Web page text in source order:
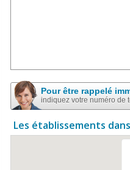
Pour être rappelé
indiquez votre numéro de
Les établissements